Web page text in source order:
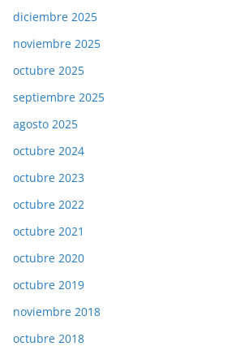
diciembre 2025
noviembre 2025
octubre 2025
septiembre 2025
agosto 2025
octubre 2024
octubre 2023
octubre 2022
octubre 2021
octubre 2020
octubre 2019
noviembre 2018
octubre 2018